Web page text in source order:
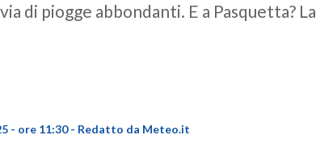
di piogge abbondanti. E a Pasquetta? La
- ore 11:30 - Redatto da Meteo.it